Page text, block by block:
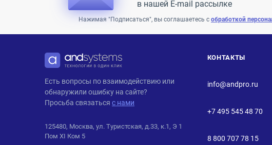
в нашей E-mail рассылке
Нажимая "Подписаться", вы соглашаетесь с обработкой
ANDPRO
Есть вопросы по взаимодействию или
обнаружили ошибку на сайте?
Просьба связаться с нами
125480, Москва, ул. Туристская, д.33, к.1, Э 1
Пом XI Ком 5
КОНТАКТЫ
info@andpro.ru
+7 495 545 48 70
8 800 707 78 15